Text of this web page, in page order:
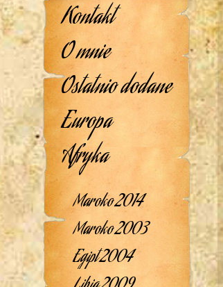
Kontakt
O mnie
Ostatnio dodane
Europa
Afryka
Maroko 2014
Maroko 2003
Egipt 2004